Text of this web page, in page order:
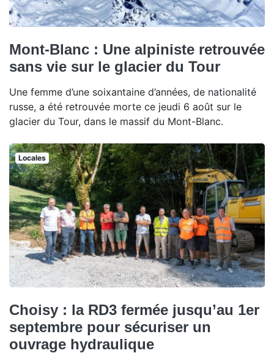
Mont-Blanc : Une alpiniste retrouvée
sans vie sur le glacier du Tour
Une femme d’une soixantaine d’années, de nationalité
russe, a été retrouvée morte ce jeudi 6 août sur le
glacier du Tour, dans le massif du Mont-Blanc.
Locales
Choisy : la RD3 fermée jusqu’au 1er
septembre pour sécuriser un
ouvrage hydraulique